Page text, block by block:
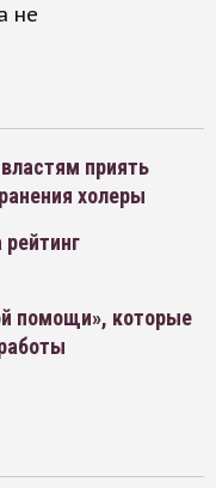
не
приять
холеры
помощи», которые